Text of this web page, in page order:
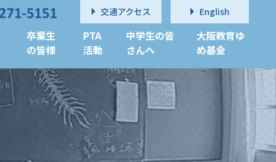
卒業生
の皆様
PTA
活動
中学生の皆
さんへ
大阪教育ゆ
め基金
交通アクセス English